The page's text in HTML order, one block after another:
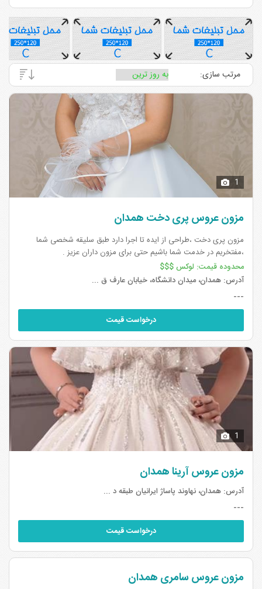
مرتب سازی:
1
مزون عروس پری دخت همدان
مزون پری دخت ،طراحی از ایده تا اجرا دارد طبق سلیقه شخصی شما
،مفتخریم در خدمت شما باشیم حتی برای مزون داران عزیز .
محدوده قیمت: لوکس $$$
آدرس: همدان، میدان دانشگاه، خیابان عارف ق ...
---
درخواست قیمت
1
مزون عروس آرینا همدان
آدرس: همدان، نهاوند پاساژ ایرانیان طبقه د ...
---
درخواست قیمت
مزون عروس سامری همدان